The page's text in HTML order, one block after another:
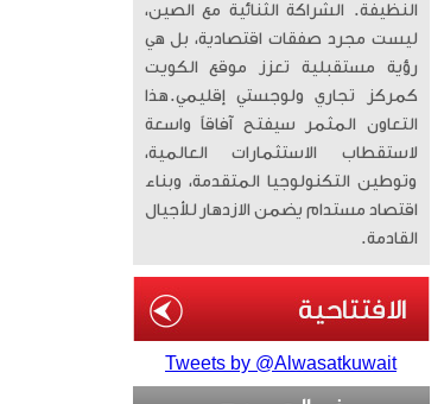
النظيفة. الشراكة الثنائية مع الصين،
ليست مجرد صفقات اقتصادية، بل هي
رؤية مستقبلية تعزز موقع الكويت
كمركز تجاري ولوجستي إقليمي. ​هذا
التعاون المثمر سيفتح آفاقاً واسعة
لاستقطاب الاستثمارات العالمية،
وتوطين التكنولوجيا المتقدمة، وبناء
اقتصاد مستدام يضمن الازدهار للأجيال
القادمة.
Tweets by @Alwasatkuwait